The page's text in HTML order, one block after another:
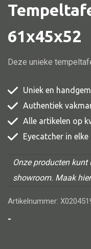
Barstoel
Kruk
Stoel overig
Alle banken
Bank gestoffeerd
Bank IJzer
61x45x52
Deze unieke
Uniek en
Authentiek
Alle artikelen op
Eyecatcher in
Onze producten
showroom. Maak
Artikelnummer:
-